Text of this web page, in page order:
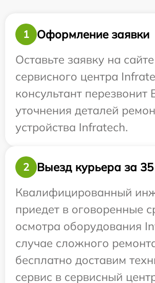
1
Оформление заявки
Оставьте заявку на сайте
сервисного центра
консультант перезвонит
уточнения деталей
устройства Infratech.
2
Выезд курьера за
Квалифицированный
приедет в оговоренные
осмотра оборудования
случае сложного
бесплатно доставим
сервис в сервисный